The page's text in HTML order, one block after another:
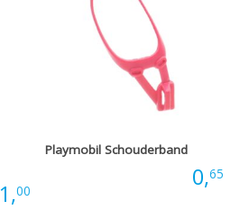
1,00
Playmobil Schouderband
0,65